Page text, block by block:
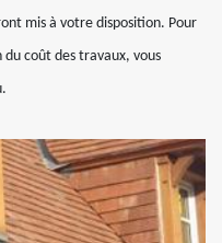
mis à votre disposition. Pour
coût des travaux, vous